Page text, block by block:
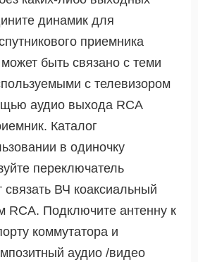
динамик для
приемника
быть связано с теми
с телевизором
аудио выхода RCA
Каталог
в одиночку
переключатель
ВЧ коаксиальный
RCA. Подключите антенну к
коммутатора и
аудио /видео